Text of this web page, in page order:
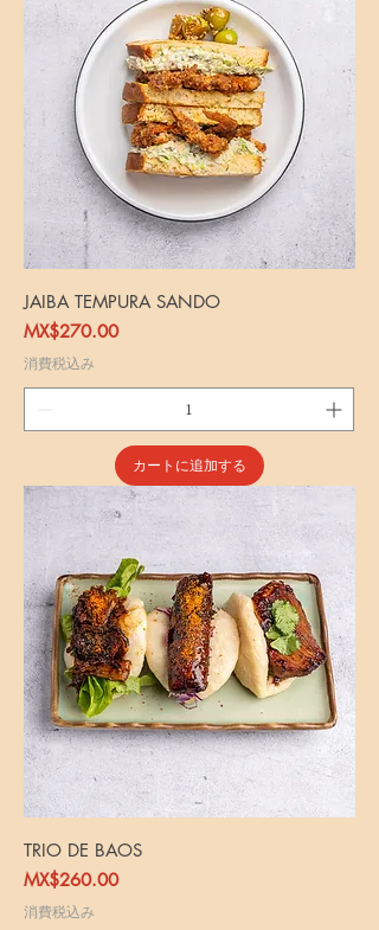
JAIBA TEMPURA SANDO
価格
MX$270.00
消費税込み
カートに追加する
TRIO DE BAOS
価格
MX$260.00
消費税込み